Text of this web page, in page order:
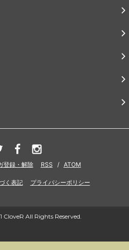
登録・解除 RSS / ATOM
く表記 プライバシーポリシー
All Rights Reserved.